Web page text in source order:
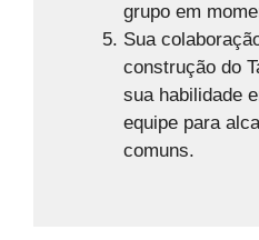
grupo em
Sua
construção do
sua habilidade
equipe para
comuns.